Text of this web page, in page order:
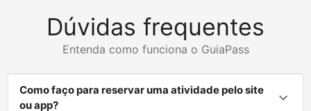
Dúvidas frequentes
Entenda como funciona o GuiaPass
Como faço para reservar uma atividade pelo site
ou app?